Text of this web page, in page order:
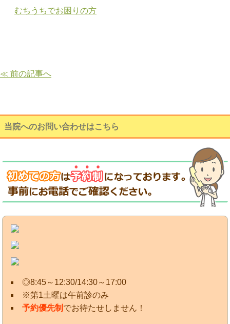
むちうちでお困りの方
≪ 前の記事へ
当院へのお問い合わせはこちら
◎8:45～12:30/14:30～17:00
※第1土曜は午前診のみ
予約優先制 でお待たせしません！